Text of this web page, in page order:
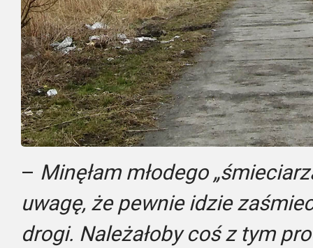
– Minęłam młodego
uwagę, że pewnie idzie
drogi. Należałoby coś z tym